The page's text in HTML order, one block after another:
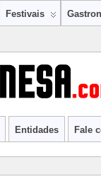
Festivais
Entidades Fale